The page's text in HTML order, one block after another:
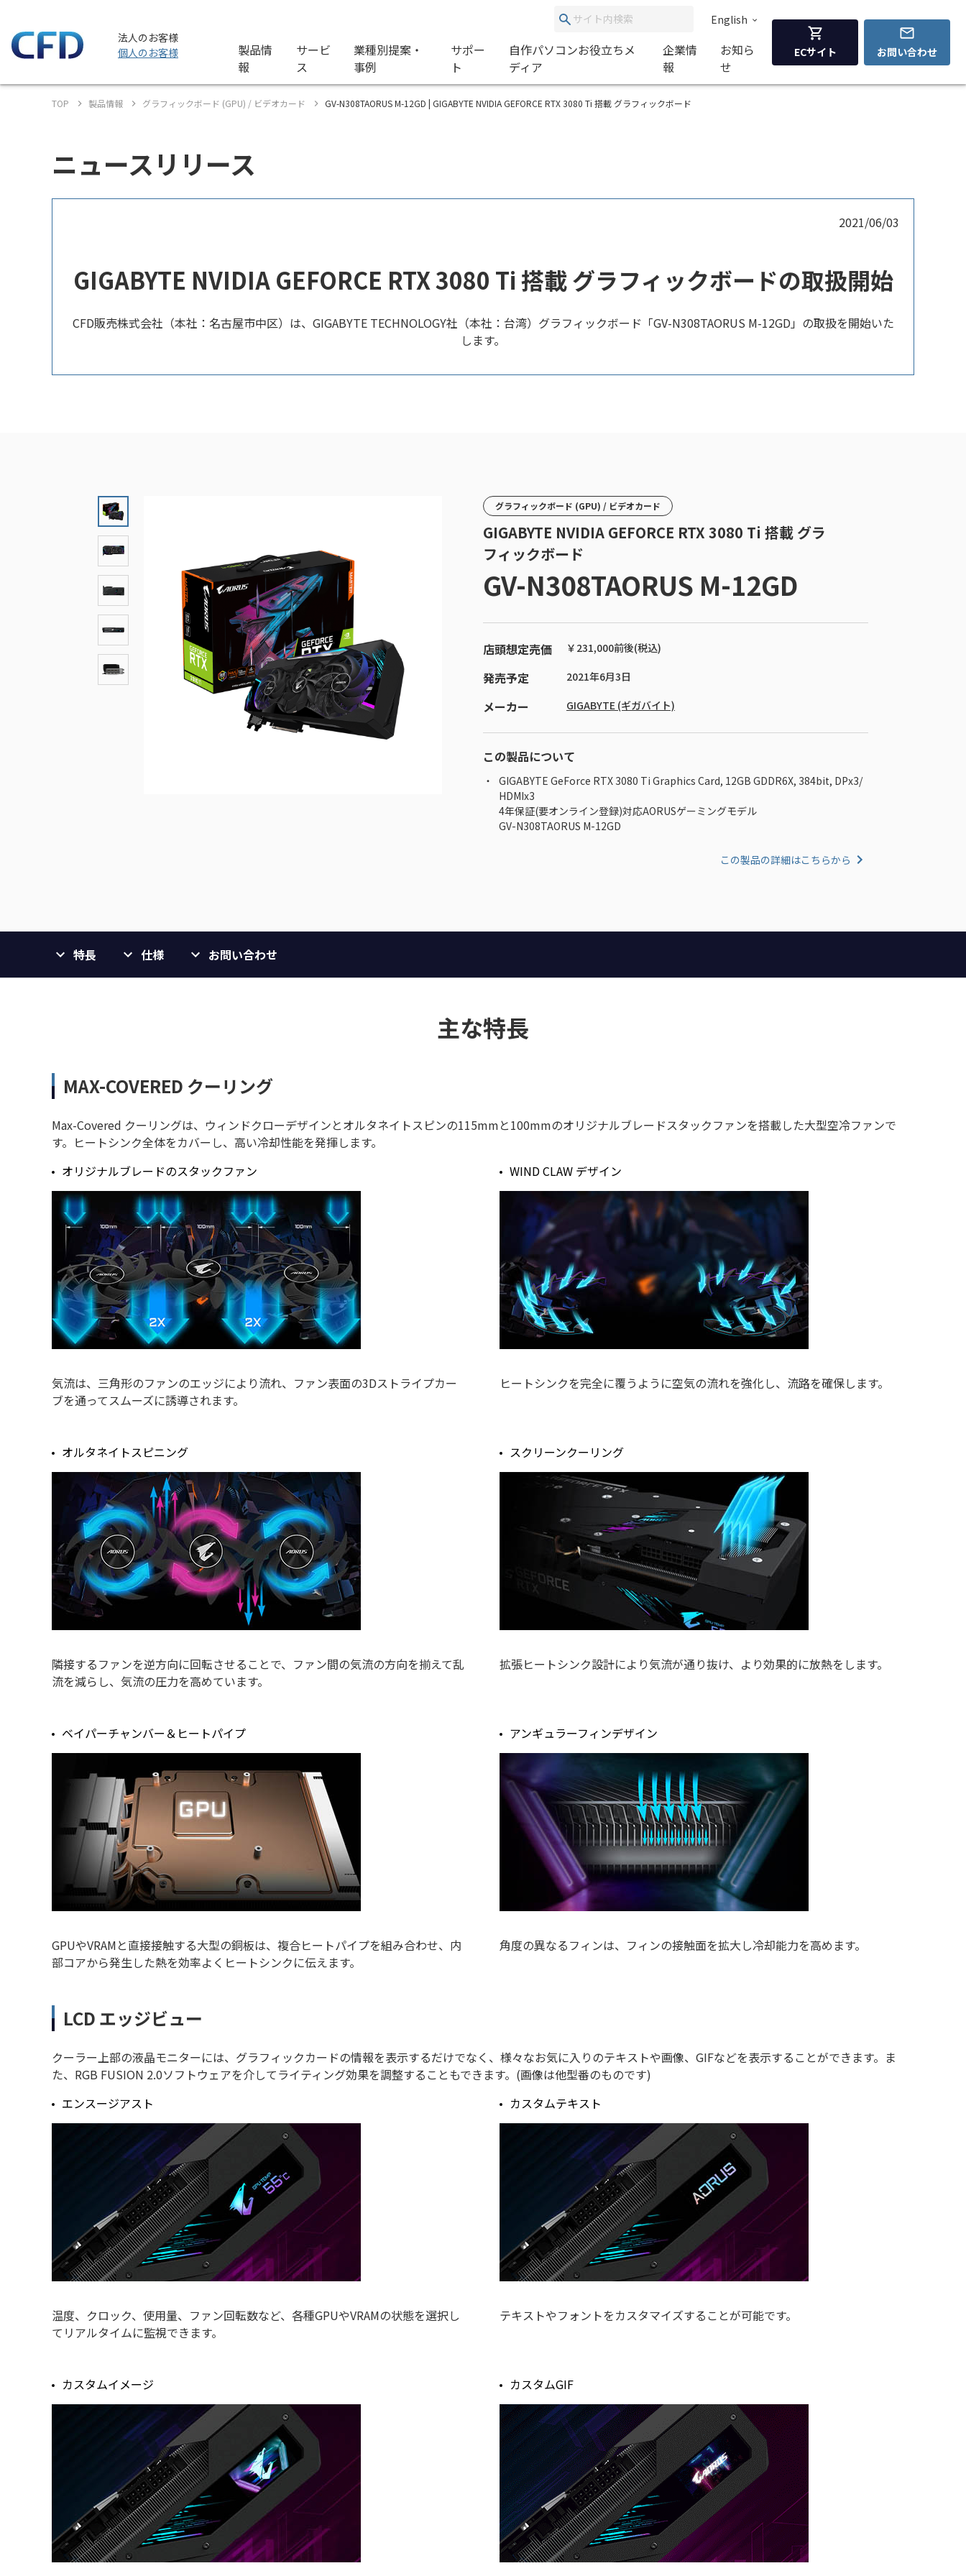
法人のお客様
個人のお客様
English
製品情
報
サービ
ス
業種別提案・
事例
サポー
ト
自作パソコンお役立ちメ
ディア
企業情
報
お知ら
せ
ECサイト お問い合わせ
TOP 製品情報 グラフィックボード (GPU) / ビデオカード GV-N308TAORUS M-12GD | GIGABYTE NVIDIA GEFORCE RTX 3080 Ti 搭載 グラフィックボード
ニュースリリース
2021/06/03
GIGABYTE NVIDIA GEFORCE RTX 3080 Ti 搭載 グラフィックボードの取扱開始
CFD販売株式会社（本社：名古屋市中区）は、GIGABYTE TECHNOLOGY社（本社：台湾）グラフィックボード「GV-N308TAORUS M-12GD」の取扱を開始いた
します。
グラフィックボード (GPU) / ビデオカード
GIGABYTE NVIDIA GEFORCE RTX 3080 Ti 搭載 グラ
フィックボード
GV-N308TAORUS M-12GD
店頭想定売価 ￥231,000前後(税込)
発売予定 2021年6月3日
メーカー GIGABYTE (ギガバイト)
この製品について
GIGABYTE GeForce RTX 3080 Ti Graphics Card, 12GB GDDR6X, 384bit, DPx3/
HDMIx3
4年保証(要オンライン登録)対応AORUSゲーミングモデル
GV-N308TAORUS M-12GD
この製品の詳細はこちらから
特長 仕様 お問い合わせ
主な特長
MAX-COVERED クーリング
Max-Covered クーリングは、ウィンドクローデザインとオルタネイトスピンの115mmと100mmのオリジナルブレードスタックファンを搭載した大型空冷ファンで
す。ヒートシンク全体をカバーし、高い冷却性能を発揮します。
オリジナルブレードのスタックファン
気流は、三角形のファンのエッジにより流れ、ファン表面の3Dストライプカー
ブを通ってスムーズに誘導されます。
WIND CLAW デザイン
ヒートシンクを完全に覆うように空気の流れを強化し、流路を確保します。
オルタネイトスピニング
隣接するファンを逆方向に回転させることで、ファン間の気流の方向を揃えて乱
流を減らし、気流の圧力を高めています。
スクリーンクーリング
拡張ヒートシンク設計により気流が通り抜け、より効果的に放熱をします。
ベイパーチャンバー＆ヒートパイプ
GPUやVRAMと直接接触する大型の銅板は、複合ヒートパイプを組み合わせ、内
部コアから発生した熱を効率よくヒートシンクに伝えます。
アンギュラーフィンデザイン
角度の異なるフィンは、フィンの接触面を拡大し冷却能力を高めます。
LCD エッジビュー
クーラー上部の液晶モニターには、グラフィックカードの情報を表示するだけでなく、様々なお気に入りのテキストや画像、GIFなどを表示することができます。ま
た、RGB FUSION 2.0ソフトウェアを介してライティング効果を調整することもできます。(画像は他型番のものです)
エンスージアスト
温度、クロック、使用量、ファン回転数など、各種GPUやVRAMの状態を選択し
てリアルタイムに監視できます。
カスタムテキスト
テキストやフォントをカスタマイズすることが可能です。
カスタムイメージ カスタムGIF